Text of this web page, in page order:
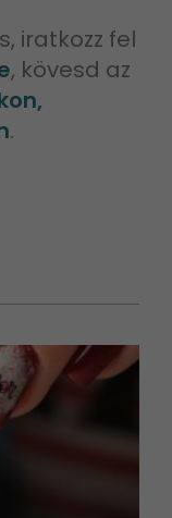
iratkozz fel
, kövesd az
.